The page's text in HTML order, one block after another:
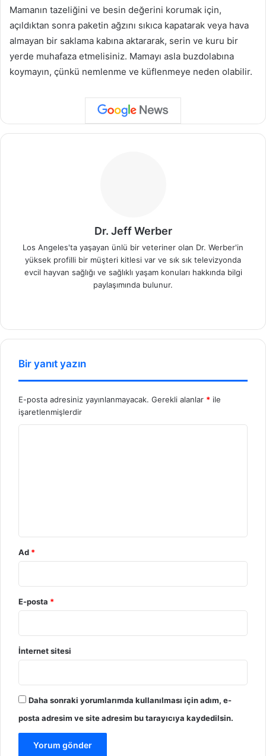
Mamanın tazeliğini ve besin değerini korumak için,
açıldıktan sonra paketin ağzını sıkıca kapatarak veya hava
almayan bir saklama kabına aktararak, serin ve kuru bir
yerde muhafaza etmelisiniz. Mamayı asla buzdolabına
koymayın, çünkü nemlenme ve küflenmeye neden olabilir.
Dr. Jeff Werber
Los Angeles'ta yaşayan ünlü bir veteriner olan Dr. Werber'in
yüksek profilli bir müşteri kitlesi var ve sık sık televizyonda
evcil hayvan sağlığı ve sağlıklı yaşam konuları hakkında bilgi
paylaşımında bulunur.
sit
Bir yanıt yazın
E-posta adresiniz yayınlanmayacak. Gerekli alanlar * ile
işaretlenmişlerdir
Ad *
E-posta *
İnternet sitesi
Daha sonraki yorumlarımda kullanılması için adım, e-
posta adresim ve site adresim bu tarayıcıya kaydedilsin.